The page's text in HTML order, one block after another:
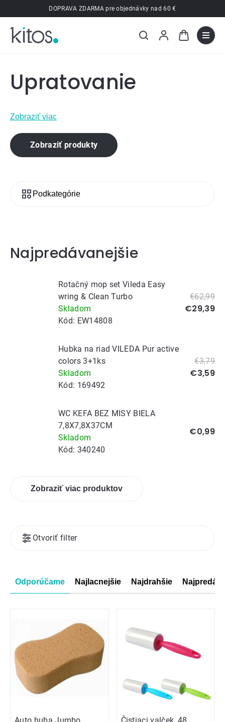
na
obsah
DOPRAVA ZDARMA pre objednávky nad 60 €
Upratovanie
Zobraziť viac
Zobraziť produkty
Podkategórie
Najpredávanejšie
Rotačný mop set Vileda Easy
wring & Clean Turbo
Skladom
Kód: EW14808
€62,99
€29,39
Hubka na riad VILEDA Pur active
colors 3+1ks
Skladom
Kód: 169492
€3,79
€3,59
WC KEFA BEZ MISY BIELA
7,8X7,8X37CM
Skladom
Kód: 340240
€0,99
Zobraziť viac produktov
Radenie
produktov
Odporúčame Najlacnejšie Najdrahšie
Otvoriť filter
Výpis